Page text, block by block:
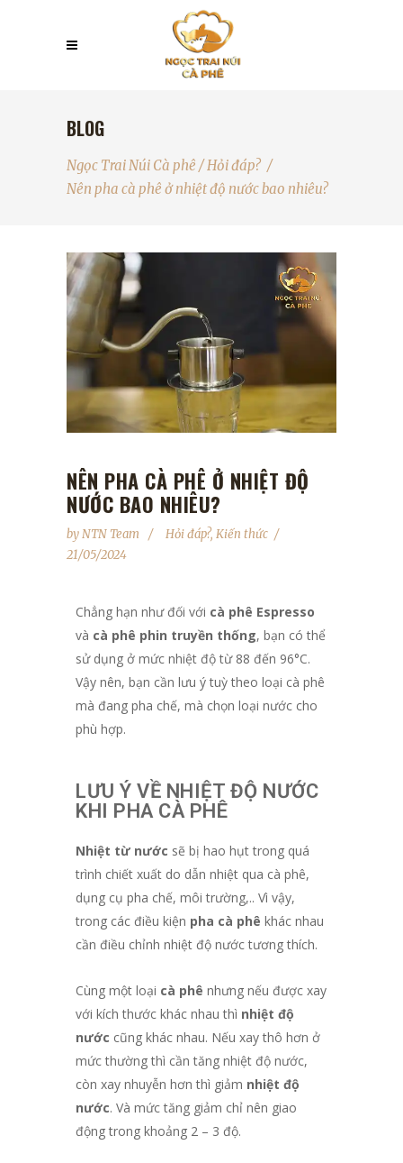
BLOG
Ngọc Trai Núi Cà phê /Hỏi đáp? /
Nên pha cà phê ở nhiệt độ nước bao nhiêu?
NÊN PHA CÀ PHÊ Ở NHIỆT ĐỘ
NƯỚC BAO NHIÊU?
byNTN Team Hỏi đáp?, Kiến thức
21/05/2024
Chẳng hạn như đối với cà phê Espresso
và cà phê phin truyền thống, bạn có thể
sử dụng ở mức nhiệt độ từ 88 đến 96°C.
Vậy nên, bạn cần lưu ý tuỳ theo loại cà phê
mà đang pha chế, mà chọn loại nước cho
phù hợp.
LƯU Ý VỀ NHIỆT ĐỘ NƯỚC
KHI PHA CÀ PHÊ
Nhiệt từ nước sẽ bị hao hụt trong quá
trình chiết xuất do dẫn nhiệt qua cà phê,
dụng cụ pha chế, môi trường,.. Vì vậy,
trong các điều kiện pha cà phê khác nhau
cần điều chỉnh nhiệt độ nước tương thích.
Cùng một loại cà phê nhưng nếu được xay
với kích thước khác nhau thì nhiệt độ
nước cũng khác nhau. Nếu xay thô hơn ở
mức thường thì cần tăng nhiệt độ nước,
còn xay nhuyễn hơn thì giảm nhiệt độ
nước. Và mức tăng giảm chỉ nên giao
động trong khoảng 2 – 3 độ.